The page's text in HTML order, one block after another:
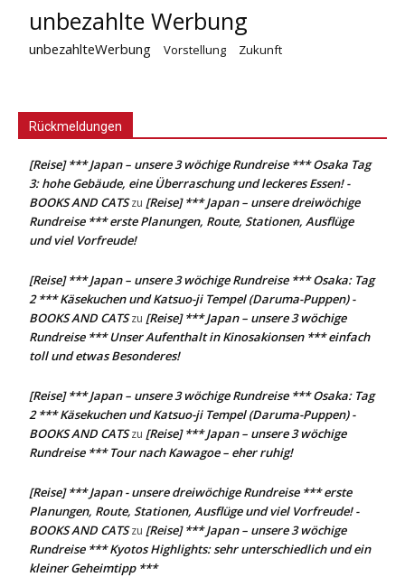
unbezahlte Werbung
unbezahlteWerbung Vorstellung Zukunft
Rückmeldungen
[Reise] *** Japan – unsere 3 wöchige Rundreise *** Osaka Tag
3: hohe Gebäude, eine Überraschung und leckeres Essen! -
BOOKS AND CATSzu [Reise] *** Japan – unsere dreiwöchige
Rundreise *** erste Planungen, Route, Stationen, Ausflüge
und viel Vorfreude!
[Reise] *** Japan – unsere 3 wöchige Rundreise *** Osaka: Tag
2 *** Käsekuchen und Katsuo-ji Tempel (Daruma-Puppen) -
BOOKS AND CATSzu [Reise] *** Japan – unsere 3 wöchige
Rundreise *** Unser Aufenthalt in Kinosakionsen *** einfach
toll und etwas Besonderes!
[Reise] *** Japan – unsere 3 wöchige Rundreise *** Osaka: Tag
2 *** Käsekuchen und Katsuo-ji Tempel (Daruma-Puppen) -
BOOKS AND CATSzu [Reise] *** Japan – unsere 3 wöchige
Rundreise *** Tour nach Kawagoe – eher ruhig!
[Reise] *** Japan - unsere dreiwöchige Rundreise *** erste
Planungen, Route, Stationen, Ausflüge und viel Vorfreude! -
BOOKS AND CATSzu [Reise] *** Japan – unsere 3 wöchige
Rundreise *** Kyotos Highlights: sehr unterschiedlich und ein
kleiner Geheimtipp ***